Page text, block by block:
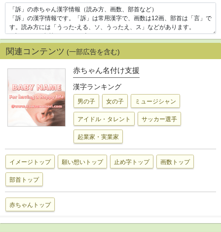
関連コンテンツ (一部広告を含む)
赤ちゃん名付け支援
漢字ランキング
男の子 女の子 ミュージシャン
アイドル・タレント サッカー選手
起業家・実業家
イメージトップ 願い想いトップ 止め字トップ 画数トップ
部首トップ
赤ちゃんトップ